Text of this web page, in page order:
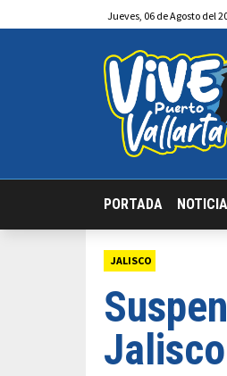
Jueves, 06 deAgosto del
PORTADA
JALISCO
Jalisco